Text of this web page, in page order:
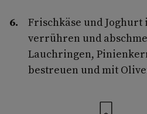
Frischkäse und Joghurt
verrühren und
Lauchringen,
bestreuen und mit